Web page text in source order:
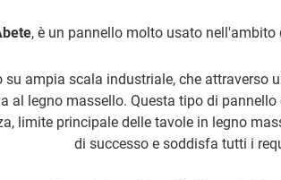
, è un pannello molto usato
ampia scala industriale, che
al legno massello. Questa tipo di
limite principale delle tavole in legno
di successo e soddisfa tutti i